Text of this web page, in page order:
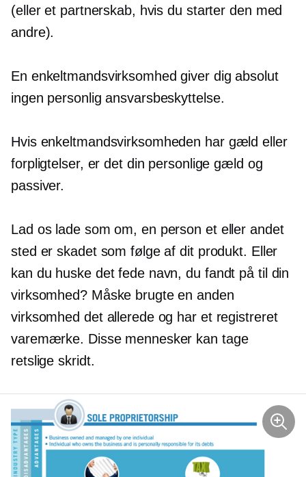
(eller et partnerskab, hvis du starter den med
andre).
En enkeltmandsvirksomhed giver dig absolut
ingen personlig ansvarsbeskyttelse.
Hvis enkeltmandsvirksomheden har gæld eller
forpligtelser, er det din personlige gæld og
passiver.
Lad os lade som om, en person et eller andet
sted er skadet som følge af dit produkt. Eller
kan du huske det fede navn, du fandt på til din
virksomhed? Måske brugte en anden
virksomhed det allerede og har et registreret
varemærke. Disse mennesker kan tage
retslige skridt.